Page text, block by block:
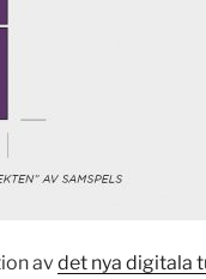
avdet nya digitala